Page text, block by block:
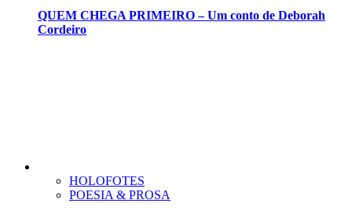
QUEM CHEGA PRIMEIRO – Um conto de Deborah
Cordeiro
HOLOFOTES
POESIA & PROSA